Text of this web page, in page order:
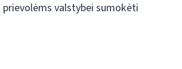
prievolėms valstybei sumokėti